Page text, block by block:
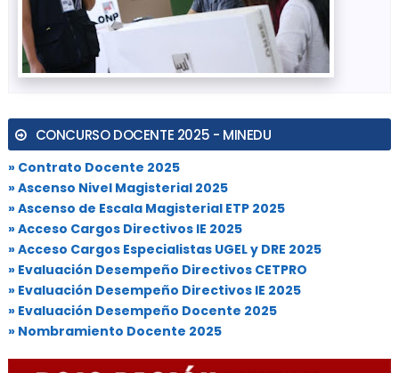
CONCURSO DOCENTE 2025 - MINEDU
» Contrato Docente 2025
» Ascenso Nivel Magisterial 2025
» Ascenso de Escala Magisterial ETP 2025
» Acceso Cargos Directivos IE 2025
» Acceso Cargos Especialistas UGEL y DRE 2025
» Evaluación Desempeño Directivos CETPRO
» Evaluación Desempeño Directivos IE 2025
» Evaluación Desempeño Docente 2025
» Nombramiento Docente 2025